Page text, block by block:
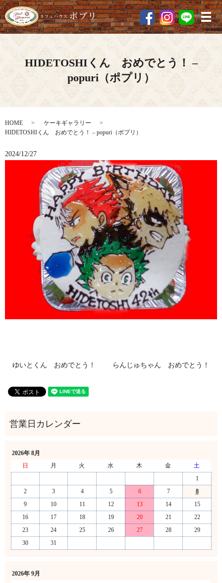
メ
HIDETOSHIくん おめでとう！ –
popuri（ポプリ）
HOME
ケーキギャラリー
HIDETOSHIくん おめでとう！ – popuri（ポプリ）
2024/12/27
ゆいとくん おめでとう！ らんじゅちゃん おめでとう！
2026年 8月
日
月 火 水 木 金
土
1
2
3 4 5 6 7
8
9
10 11 12 13 14
15
16
17 18 19 20 21
22
23
24 25 26 27 28
29
30
31
2026年 9月